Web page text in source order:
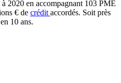
2020 en accompagnant 103 PME
€ de crédit accordés. Soit près
10 ans.